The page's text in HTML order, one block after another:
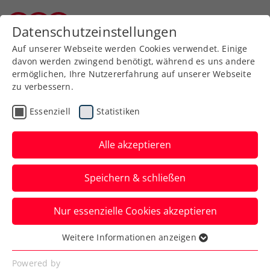
Zurück zur Newsübersicht
Kids & Jugend
Historische
Errungenschaft:
Schwärzler ist Nummer 1
der Jugendweltrangliste
Für den Schützling von ÖTV-Sportdirektor
Jürgen Melzer geht „ein Traum, den jeder
Jugendliche hat“, in Erfüllung.
Datenschutzeinstellungen
Auf unserer Webseite werden Cookies verwendet. Einige
davon werden zwingend benötigt, während es uns andere
ermöglichen, Ihre Nutzererfahrung auf unserer Webseite
zu verbessern.
Essenziell Statistiken
Alle akzeptieren
Speichern & schließen
Nur essenzielle Cookies akzeptieren
Essenziell
Essenzielle Cookies werden für grundlegende
Weitere Informationen anzeigen
Powered by